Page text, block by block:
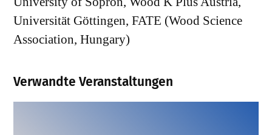
Universität Göttingen, FATE (Wood Science
Association, Hungary)
Verwandte Veranstaltungen